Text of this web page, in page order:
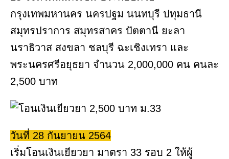
กรุงเทพมหานคร นครปฐม นนทบุรี ปทุมธานี
สมุทรปราการ สมุทรสาคร ปัตตานี ยะลา
นราธิวาส สงขลา ชลบุรี ฉะเชิงเทรา และ
พระนครศรีอยุธยา จำนวน 2,000,000 คน คนละ
2,500 บาท
วันที่ 28 กันยายน 2564
เริ่มโอนเงินเยียวยา มาตรา 33 รอบ 2 ให้ผู้